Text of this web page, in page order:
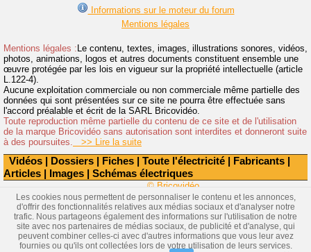
Vidéos Dossiers Fiches Toute l'électricité Fabricants
Articles
Images Schémas électriques
Informations sur le moteur du forum
Mentions légales
Mentions légales : Le contenu, textes, images, illustrations sonores, vidéos,
photos, animations, logos et autres documents constituent ensemble une
œuvre protégée par les lois en vigueur sur la propriété intellectuelle (article
L.122-4).
Aucune exploitation commerciale ou non commerciale même partielle des
données qui sont présentées sur ce site ne pourra être effectuée sans
l'accord préalable et écrit de la SARL Bricovidéo.
Toute reproduction même partielle du contenu de ce site et de l'utilisation
de la marque Bricovidéo sans autorisation sont interdites et donneront suite
à des poursuites. >> Lire la suite
© Bricovidéo
Les cookies nous permettent de personnaliser le contenu et les annonces,
d'offrir des fonctionnalités relatives aux médias sociaux et d'analyser notre
trafic. Nous partageons également des informations sur l'utilisation de notre
site avec nos partenaires de médias sociaux, de publicité et d'analyse, qui
peuvent combiner celles-ci avec d'autres informations que vous leur avez
fournies ou qu'ils ont collectées lors de votre utilisation de leurs services.